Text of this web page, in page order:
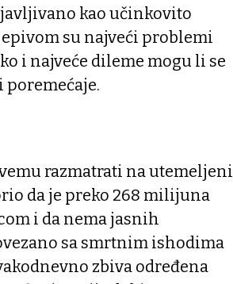
kao učinkovito
su najveći problemi
i najveće dileme mogu li se
razmatrati na utemeljeni
da je preko 268 milijuna
i da nema jasnih
sa smrtnim ishodima
zbiva određena